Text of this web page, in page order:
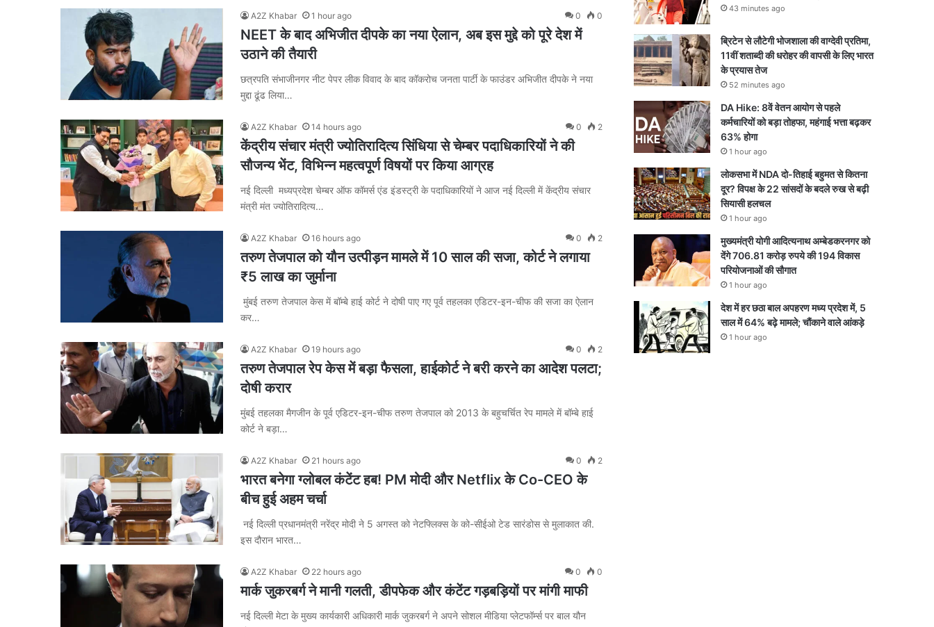
A2Z Khabar 1 hour ago 0 0
NEET के बाद अभिजीत दीपके का नया ऐलान, अब इस मुद्दे को पूरे देश में
उठाने की तैयारी
छत्रपति संभाजीनगर नीट पेपर लीक विवाद के बाद कॉकरोच जनता पार्टी के फाउंडर अभिजीत दीपके ने नया
मुद्दा ढूंढ लिया…
A2Z Khabar 14 hours ago 0 2
केंद्रीय संचार मंत्री ज्योतिरादित्य सिंधिया से चेम्बर पदाधिकारियों ने की
सौजन्य भेंट, विभिन्न महत्वपूर्ण विषयों पर किया आग्रह
नई दिल्ली मध्यप्रदेश चेम्बर ऑफ कॉमर्स एंड इंडस्ट्री के पदाधिकारियों ने आज नई दिल्ली में केंद्रीय संचार
मंत्री मंत ज्योतिरादित्य…
A2Z Khabar 16 hours ago 0 2
तरुण तेजपाल को यौन उत्पीड़न मामले में 10 साल की सजा, कोर्ट ने लगाया
₹5 लाख का जुर्माना
मुंबई तरुण तेजपाल केस में बॉम्बे हाई कोर्ट ने दोषी पाए गए पूर्व तहलका एडिटर-इन-चीफ की सजा का ऐलान
कर…
A2Z Khabar 19 hours ago 0 2
तरुण तेजपाल रेप केस में बड़ा फैसला, हाईकोर्ट ने बरी करने का आदेश पलटा;
दोषी करार
मुंबई तहलका मैगजीन के पूर्व एडिटर-इन-चीफ तरुण तेजपाल को 2013 के बहुचर्चित रेप मामले में बॉम्बे हाई
कोर्ट ने बड़ा…
A2Z Khabar 21 hours ago 0 2
भारत बनेगा ग्लोबल कंटेंट हब! PM मोदी और Netflix के Co-CEO के
बीच हुई अहम चर्चा
नई दिल्ली प्रधानमंत्री नरेंद्र मोदी ने 5 अगस्त को नेटफ्लिक्स के को-सीईओ टेड सारंडोस से मुलाकात की.
इस दौरान भारत…
A2Z Khabar 22 hours ago 0 0
मार्क जुकरबर्ग ने मानी गलती, डीपफेक और कंटेंट गड़बड़ियों पर मांगी माफी
नई दिल्ली मेटा के मुख्य कार्यकारी अधिकारी मार्क जुकरबर्ग ने अपने सोशल मीडिया प्लेटफॉर्म्स पर बाल यौन
43 minutes ago
ब्रिटेन से लौटेगी भोजशाला की वाग्देवी प्रतिमा,
11वीं शताब्दी की धरोहर की वापसी के लिए भारत
के प्रयास तेज
52 minutes ago
DA Hike: 8वें वेतन आयोग से पहले
कर्मचारियों को बड़ा तोहफा, महंगाई भत्ता बढ़कर
63% होगा
1 hour ago
लोकसभा में NDA दो-तिहाई बहुमत से कितना
दूर? विपक्ष के 22 सांसदों के बदले रुख से बढ़ी
सियासी हलचल
1 hour ago
मुख्यमंत्री योगी आदित्यनाथ अम्बेडकरनगर को
देंगे 706.81 करोड़ रुपये की 194 विकास
परियोजनाओं की सौगात
1 hour ago
देश में हर छठा बाल अपहरण मध्य प्रदेश में, 5
साल में 64% बढ़े मामले; चौंकाने वाले आंकड़े
1 hour ago